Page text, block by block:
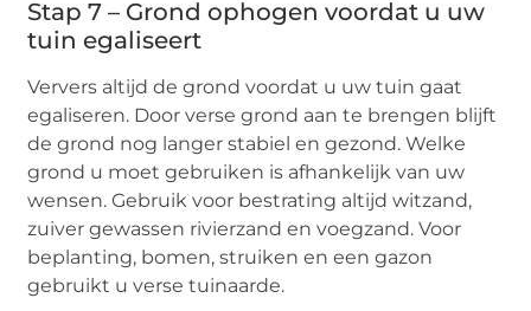
Stap 7 – Grond ophogen voordat u uw
tuin egaliseert
Ververs altijd de grond voordat u uw tuin gaat
egaliseren. Door verse grond aan te brengen blijft
de grond nog langer stabiel en gezond. Welke
grond u moet gebruiken is afhankelijk van uw
wensen. Gebruik voor bestrating altijd witzand,
zuiver gewassen rivierzand en voegzand. Voor
beplanting, bomen, struiken en een gazon
gebruikt u verse tuinaarde.